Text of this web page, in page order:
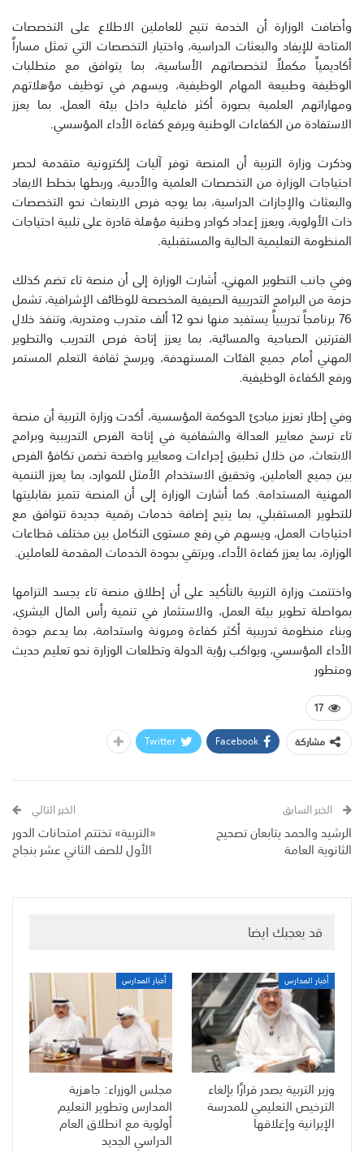
وأضافت الوزارة أن الخدمة تتيح للعاملين الاطلاع على التخصصات
المتاحة للإيفاد والبعثات الدراسية، واختيار التخصصات التي تمثل مساراً
أكاديمياً مكملاً لتخصصاتهم الأساسية، بما يتوافق مع متطلبات
الوظيفة وطبيعة المهام الوظيفية، ويسهم في توظيف مؤهلاتهم
ومهاراتهم العلمية بصورة أكثر فاعلية داخل بيئة العمل، بما يعزز
الاستفادة من الكفاءات الوطنية ويرفع كفاءة الأداء المؤسسي.
وذكرت وزارة التربية أن المنصة توفر آليات إلكترونية متقدمة لحصر
احتياجات الوزارة من التخصصات العلمية والأدبية، وربطها بخطط الايفاد
والبعثات والإجازات الدراسية، بما يوجه فرص الابتعاث نحو التخصصات
ذات الأولوية، ويعزز إعداد كوادر وطنية مؤهلة قادرة على تلبية احتياجات
المنظومة التعليمية الحالية والمستقبلية.
وفي جانب التطوير المهني، أشارت الوزارة إلى أن منصة تاء تضم كذلك
حزمة من البرامج التدريبية الصيفية المخصصة للوظائف الإشرافية، تشمل
76 برنامجاً تدريبياً يستفيد منها نحو 12 ألف متدرب ومتدربة، وتنفذ خلال
الفترتين الصباحية والمسائية، بما يعزز إتاحة فرص التدريب والتطوير
المهني أمام جميع الفئات المستهدفة، ويرسخ ثقافة التعلم المستمر
ورفع الكفاءة الوظيفية.
وفي إطار تعزيز مبادئ الحوكمة المؤسسية، أكدت وزارة التربية أن منصة
تاء ترسخ معايير العدالة والشفافية في إتاحة الفرص التدريبية وبرامج
الابتعاث، من خلال تطبيق إجراءات ومعايير واضحة تضمن تكافؤ الفرص
بين جميع العاملين، وتحقيق الاستخدام الأمثل للموارد، بما يعزز التنمية
المهنية المستدامة. كما أشارت الوزارة إلى أن المنصة تتميز بقابليتها
للتطوير المستقبلي، بما يتيح إضافة خدمات رقمية جديدة تتوافق مع
احتياجات العمل، ويسهم في رفع مستوى التكامل بين مختلف قطاعات
الوزارة، بما يعزز كفاءة الأداء، ويرتقي بجودة الخدمات المقدمة للعاملين.
واختتمت وزارة التربية بالتأكيد على أن إطلاق منصة تاء يجسد التزامها
بمواصلة تطوير بيئة العمل، والاستثمار في تنمية رأس المال البشري،
وبناء منظومة تدريبية أكثر كفاءة ومرونة واستدامة، بما يدعم جودة
الأداء المؤسسي، ويواكب رؤية الدولة وتطلعات الوزارة نحو تعليم حديث
ومتطور
17
مشاركة
Facebook
Twitter
الخبر السابق
الرشيد والحمد يتابعان تصحيح
الثانوية العامة
الخبر التالي
«التربية» تختتم امتحانات الدور
الأول للصف الثاني عشر بنجاح
قد يعجبك ايضا
أخبار المدارس
وزير التربية يصدر قرارًا بإلغاء
الترخيص التعليمي للمدرسة
الإيرانية وإغلاقها
أخبار المدارس
مجلس الوزراء: جاهزية
المدارس وتطوير التعليم
أولوية مع انطلاق العام
الدراسي الجديد